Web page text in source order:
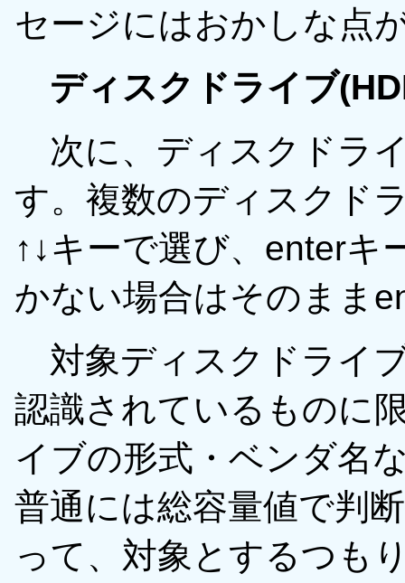
セージにはおかしな点
ディスクドライブ
次に、ディスクドラ
す。複数のディスクド
↑↓キーで選び、enterキ
かない場合はそのまま
対象ディスクドライ
認識されているものに
イブの形式・ベンダ名
普通には総容量値で判
って、対象とするつも